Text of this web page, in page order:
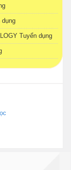
dụng
Tuyển dụng